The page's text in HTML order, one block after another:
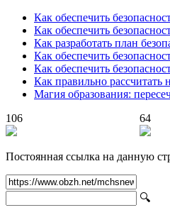
Как обеспечить
Как обеспечить
Как разработать план
Как обеспечить
Как обеспечить
Как правильно
Магия образования:
106
64
Постоянная ссылка на данную
🔍